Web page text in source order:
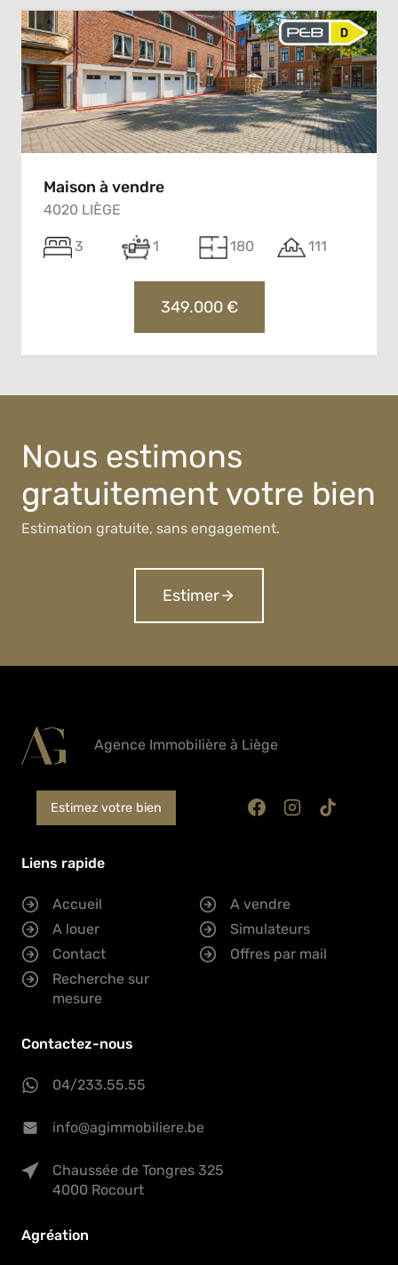
Maison à vendre
4020 LIÈGE
3 1 180 111
349.000 €
Nous estimons
gratuitement votre bien
Estimation gratuite, sans engagement.
Estimer
Agence Immobilière à Liège
Estimez votre bien
Liens rapide
Accueil
A vendre
A louer
Simulateurs
Contact
Offres par mail
Recherche sur
mesure
Contactez-nous
04/233.55.55
info@agimmobiliere.be
Chaussée de Tongres 325
4000 Rocourt
Agréation